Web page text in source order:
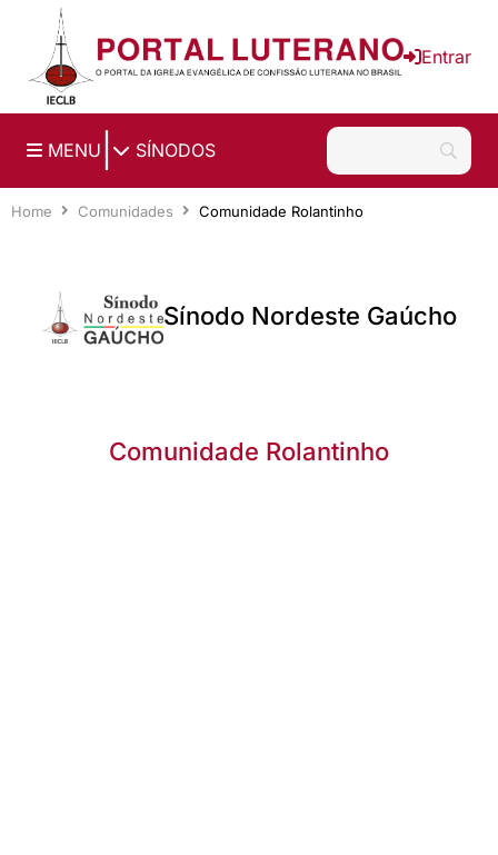
Ir para o conteúdo principal
Entrar
MENU SÍNODOS
Home Comunidades Comunidade Rolantinho
Sínodo Nordeste Gaúcho
Comunidade Rolantinho